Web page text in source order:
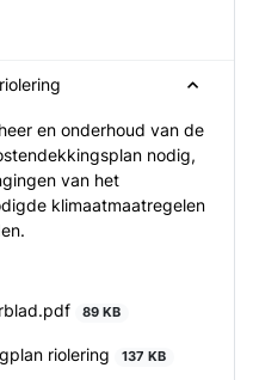
en onderhoud van de
nodig,
van het
klimaatmaatregelen
89 KB
riolering 137 KB